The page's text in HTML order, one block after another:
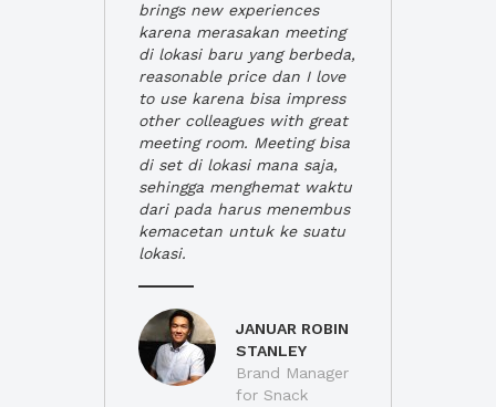
brings new experiences
karena merasakan meeting
di lokasi baru yang berbeda,
reasonable price dan I love
to use karena bisa impress
other colleagues with great
meeting room. Meeting bisa
di set di lokasi mana saja,
sehingga menghemat waktu
dari pada harus menembus
kemacetan untuk ke suatu
lokasi.
JANUAR ROBIN
STANLEY
Brand Manager
for Snack